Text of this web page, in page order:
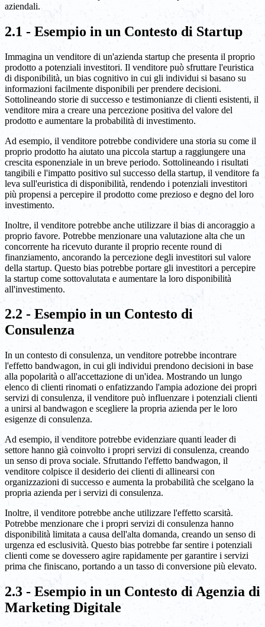
aziendali.
2.1 - Esempio in un Contesto di Startup
Immagina un venditore di un'azienda startup che presenta il proprio
prodotto a potenziali investitori. Il venditore può sfruttare l'euristica
di disponibilità, un bias cognitivo in cui gli individui si basano su
informazioni facilmente disponibili per prendere decisioni.
Sottolineando storie di successo e testimonianze di clienti esistenti, il
venditore mira a creare una percezione positiva del valore del
prodotto e aumentare la probabilità di investimento.
Ad esempio, il venditore potrebbe condividere una storia su come il
proprio prodotto ha aiutato una piccola startup a raggiungere una
crescita esponenziale in un breve periodo. Sottolineando i risultati
tangibili e l'impatto positivo sul successo della startup, il venditore fa
leva sull'euristica di disponibilità, rendendo i potenziali investitori
più propensi a percepire il prodotto come prezioso e degno del loro
investimento.
Inoltre, il venditore potrebbe anche utilizzare il bias di ancoraggio a
proprio favore. Potrebbe menzionare una valutazione alta che un
concorrente ha ricevuto durante il proprio recente round di
finanziamento, ancorando la percezione degli investitori sul valore
della startup. Questo bias potrebbe portare gli investitori a percepire
la startup come sottovalutata e aumentare la loro disponibilità
all'investimento.
2.2 - Esempio in un Contesto di
Consulenza
In un contesto di consulenza, un venditore potrebbe incontrare
l'effetto bandwagon, in cui gli individui prendono decisioni in base
alla popolarità o all'accettazione di un'idea. Mostrando un lungo
elenco di clienti rinomati o enfatizzando l'ampia adozione dei propri
servizi di consulenza, il venditore può influenzare i potenziali clienti
a unirsi al bandwagon e scegliere la propria azienda per le loro
esigenze di consulenza.
Ad esempio, il venditore potrebbe evidenziare quanti leader di
settore hanno già coinvolto i propri servizi di consulenza, creando
un senso di prova sociale. Sfruttando l'effetto bandwagon, il
venditore colpisce il desiderio dei clienti di allinearsi con
organizzazioni di successo e aumenta la probabilità che scelgano la
propria azienda per i servizi di consulenza.
Inoltre, il venditore potrebbe anche utilizzare l'effetto scarsità.
Potrebbe menzionare che i propri servizi di consulenza hanno
disponibilità limitata a causa dell'alta domanda, creando un senso di
urgenza ed esclusività. Questo bias potrebbe far sentire i potenziali
clienti come se dovessero agire rapidamente per garantire i servizi
prima che finiscano, portando a un tasso di conversione più elevato.
2.3 - Esempio in un Contesto di Agenzia di
Marketing Digitale